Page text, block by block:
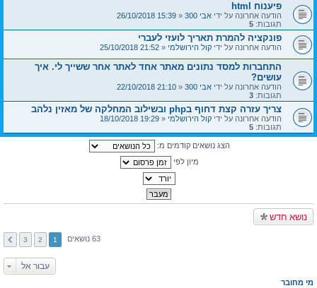
פיענוח html
הודעה אחרונה על ידי אבי 300 «
15:39 26/10/2018
תגובות: 5
פונקציה להמרת תאריך לועזי לעברי
הודעה אחרונה על ידי קול הירושלמי «
21:52 25/10/2018
התחברות למסד נתונים מאתר אחד לאתר אחר ששייך לי. איך
עושים?
הודעה אחרונה על ידי אבי 300 «
21:10 22/10/2018
תגובות: 3
צריך עזרה קצת דחוף בphp ובשילוב המחלקה של מאזין נלהב
הודעה אחרונה על ידי קול הירושלמי «
19:29 18/10/2018
תגובות: 5
הצג נושאים קודמים מ:
מיון לפי
נושא חדש
63 נושאים 1
2
3
עבור אל
מי מחובר